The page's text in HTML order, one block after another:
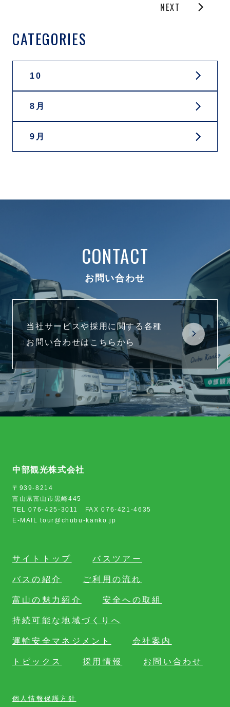
NEXT
CATEGORIES
10
8月
9月
CONTACT
お問い合わせ
当社サービスや採用に関する各種
お問い合わせはこちらから
中部観光株式会社
〒939-8214
富山県富山市黒崎445
TEL 076-425-3011 FAX 076-421-4635
E-MAIL tour@chubu-kanko.jp
サイトトップ バスツアー
バスの紹介 ご利用の流れ
富山の魅力紹介 安全への取組
持続可能な地域づくりへ
運輸安全マネジメント 会社案内
トピックス 採用情報 お問い合わせ
個人情報保護方針